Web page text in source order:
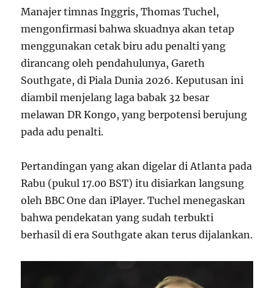
Manajer timnas Inggris, Thomas Tuchel,
mengonfirmasi bahwa skuadnya akan tetap
menggunakan cetak biru adu penalti yang
dirancang oleh pendahulunya, Gareth
Southgate, di Piala Dunia 2026. Keputusan ini
diambil menjelang laga babak 32 besar
melawan DR Kongo, yang berpotensi berujung
pada adu penalti.
Pertandingan yang akan digelar di Atlanta pada
Rabu (pukul 17.00 BST) itu disiarkan langsung
oleh BBC One dan iPlayer. Tuchel menegaskan
bahwa pendekatan yang sudah terbukti
berhasil di era Southgate akan terus dijalankan.